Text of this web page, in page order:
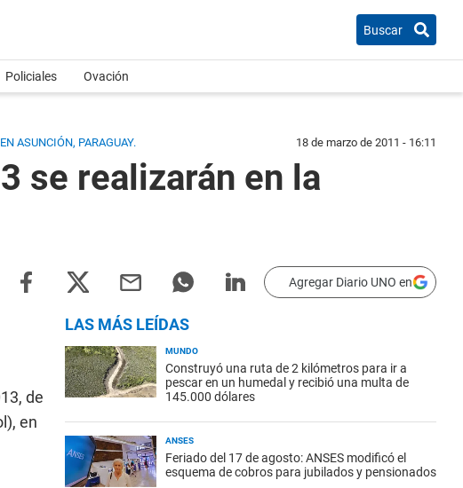
Buscar
Policiales Ovación
ASUNCIÓN, PARAGUAY. 18 de marzo de 2011 - 16:11
se realizarán en la
Agregar Diario UNO en
de
en
LAS MÁS LEÍDAS
MUNDO
Construyó una ruta de 2 kilómetros para ir a
pescar en un humedal y recibió una multa de
145.000 dólares
ANSES
Feriado del 17 de agosto: ANSES modificó el
esquema de cobros para jubilados y pensionados